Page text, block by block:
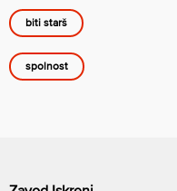
biti starš
spolnost